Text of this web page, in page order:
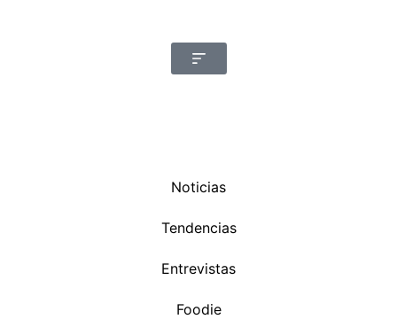
Noticias
Tendencias
Entrevistas
Foodie